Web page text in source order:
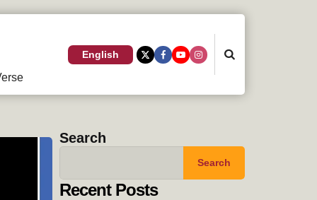
English
Search
Search
Recent Posts